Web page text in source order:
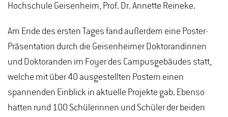
Hochschule Geisenheim, Prof. Dr. Annette Reineke.
Am Ende des ersten Tages fand außerdem eine Poster-
Präsentation durch die Geisenheimer Doktorandinnen
und Doktoranden im Foyer des Campusgebäudes statt,
welche mit über 40 ausgestellten Postern einen
spannenden Einblick in aktuelle Projekte gab. Ebenso
hatten rund 100 Schülerinnen und Schüler der beiden